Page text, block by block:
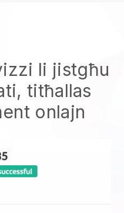
li jistgħu
titħallas
onlajn